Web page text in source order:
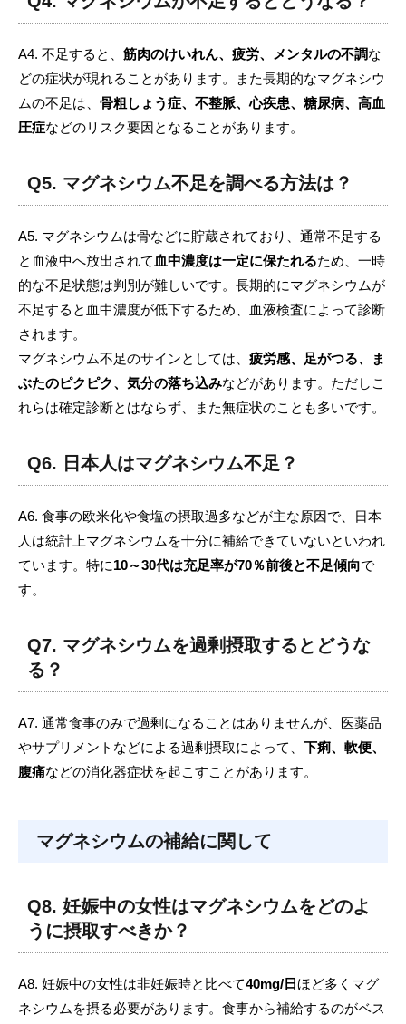
A4. 不足すると、 筋肉のけいれん、疲労、メンタルの不調な
どの症状が現れることがあります。また長期的なマグネシウ
ムの不足は、 骨粗しょう症、不整脈、心疾患、糖尿病、高血
圧症などのリスク要因となることがあります。
Q5. マグネシウム不足を調べる方法は？
A5. マグネシウムは骨などに貯蔵されており、通常不足する
と血液中へ放出されて 血中濃度は一定に保たれるため、一時
的な不足状態は判別が難しいです。長期的にマグネシウムが
不足すると血中濃度が低下するため、血液検査によって診断
されます。
マグネシウム不足のサインとしては、 疲労感、足がつる、ま
ぶたのピクピク、気分の落ち込みなどがあります。ただしこ
れらは確定診断とはならず、また無症状のことも多いです。
Q6. 日本人はマグネシウム不足？
A6. 食事の欧米化や食塩の摂取過多などが主な原因で、日本
人は統計上マグネシウムを十分に補給できていないといわれ
ています。特に10～30代は充足率が70％前後と不足傾向で
す。
Q7. マグネシウムを過剰摂取するとどうな
る？
A7. 通常食事のみで過剰になることはありませんが、医薬品
やサプリメントなどによる過剰摂取によって、 下痢、軟便、
腹痛などの消化器症状を起こすことがあります。
マグネシウムの補給に関して
Q8. 妊娠中の女性はマグネシウムをどのよ
うに摂取すべきか？
A8. 妊娠中の女性は非妊娠時と比べて40mg/日ほど多くマグ
ネシウムを摂る必要があります。食事から補給するのがベス